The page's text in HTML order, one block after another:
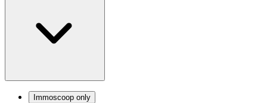
Immoscoop only